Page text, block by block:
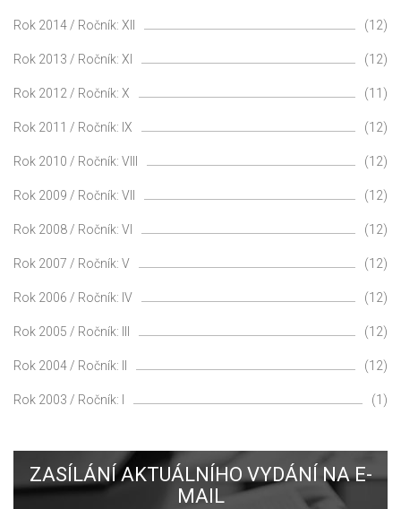
Rok 2014 / Ročník: XII (12)
Rok 2013 / Ročník: XI (12)
Rok 2012 / Ročník: X (11)
Rok 2011 / Ročník: IX (12)
Rok 2010 / Ročník: VIII (12)
Rok 2009 / Ročník: VII (12)
Rok 2008 / Ročník: VI (12)
Rok 2007 / Ročník: V (12)
Rok 2006 / Ročník: IV (12)
Rok 2005 / Ročník: III (12)
Rok 2004 / Ročník: II (12)
Rok 2003 / Ročník: I (1)
ZASÍLÁNÍ AKTUÁLNÍHO VYDÁNÍ NA E-
MAIL